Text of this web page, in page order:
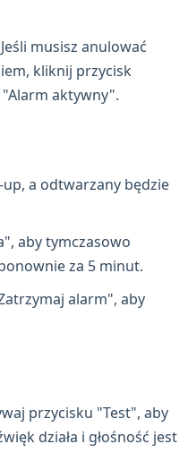
Jeśli musisz anulować
kliknij przycisk
aktywny".
a odtwarzany będzie
aby tymczasowo
za 5 minut.
alarm", aby
przycisku "Test", aby
działa i głośność jest